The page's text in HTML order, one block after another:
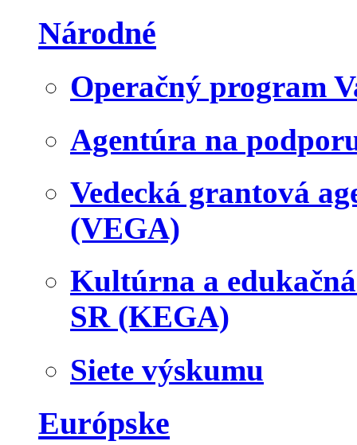
Národné
Operačný program
Agentúra na
Vedecká grantová
(VEGA)
Kultúrna a
SR (KEGA)
Siete výskumu
Európske